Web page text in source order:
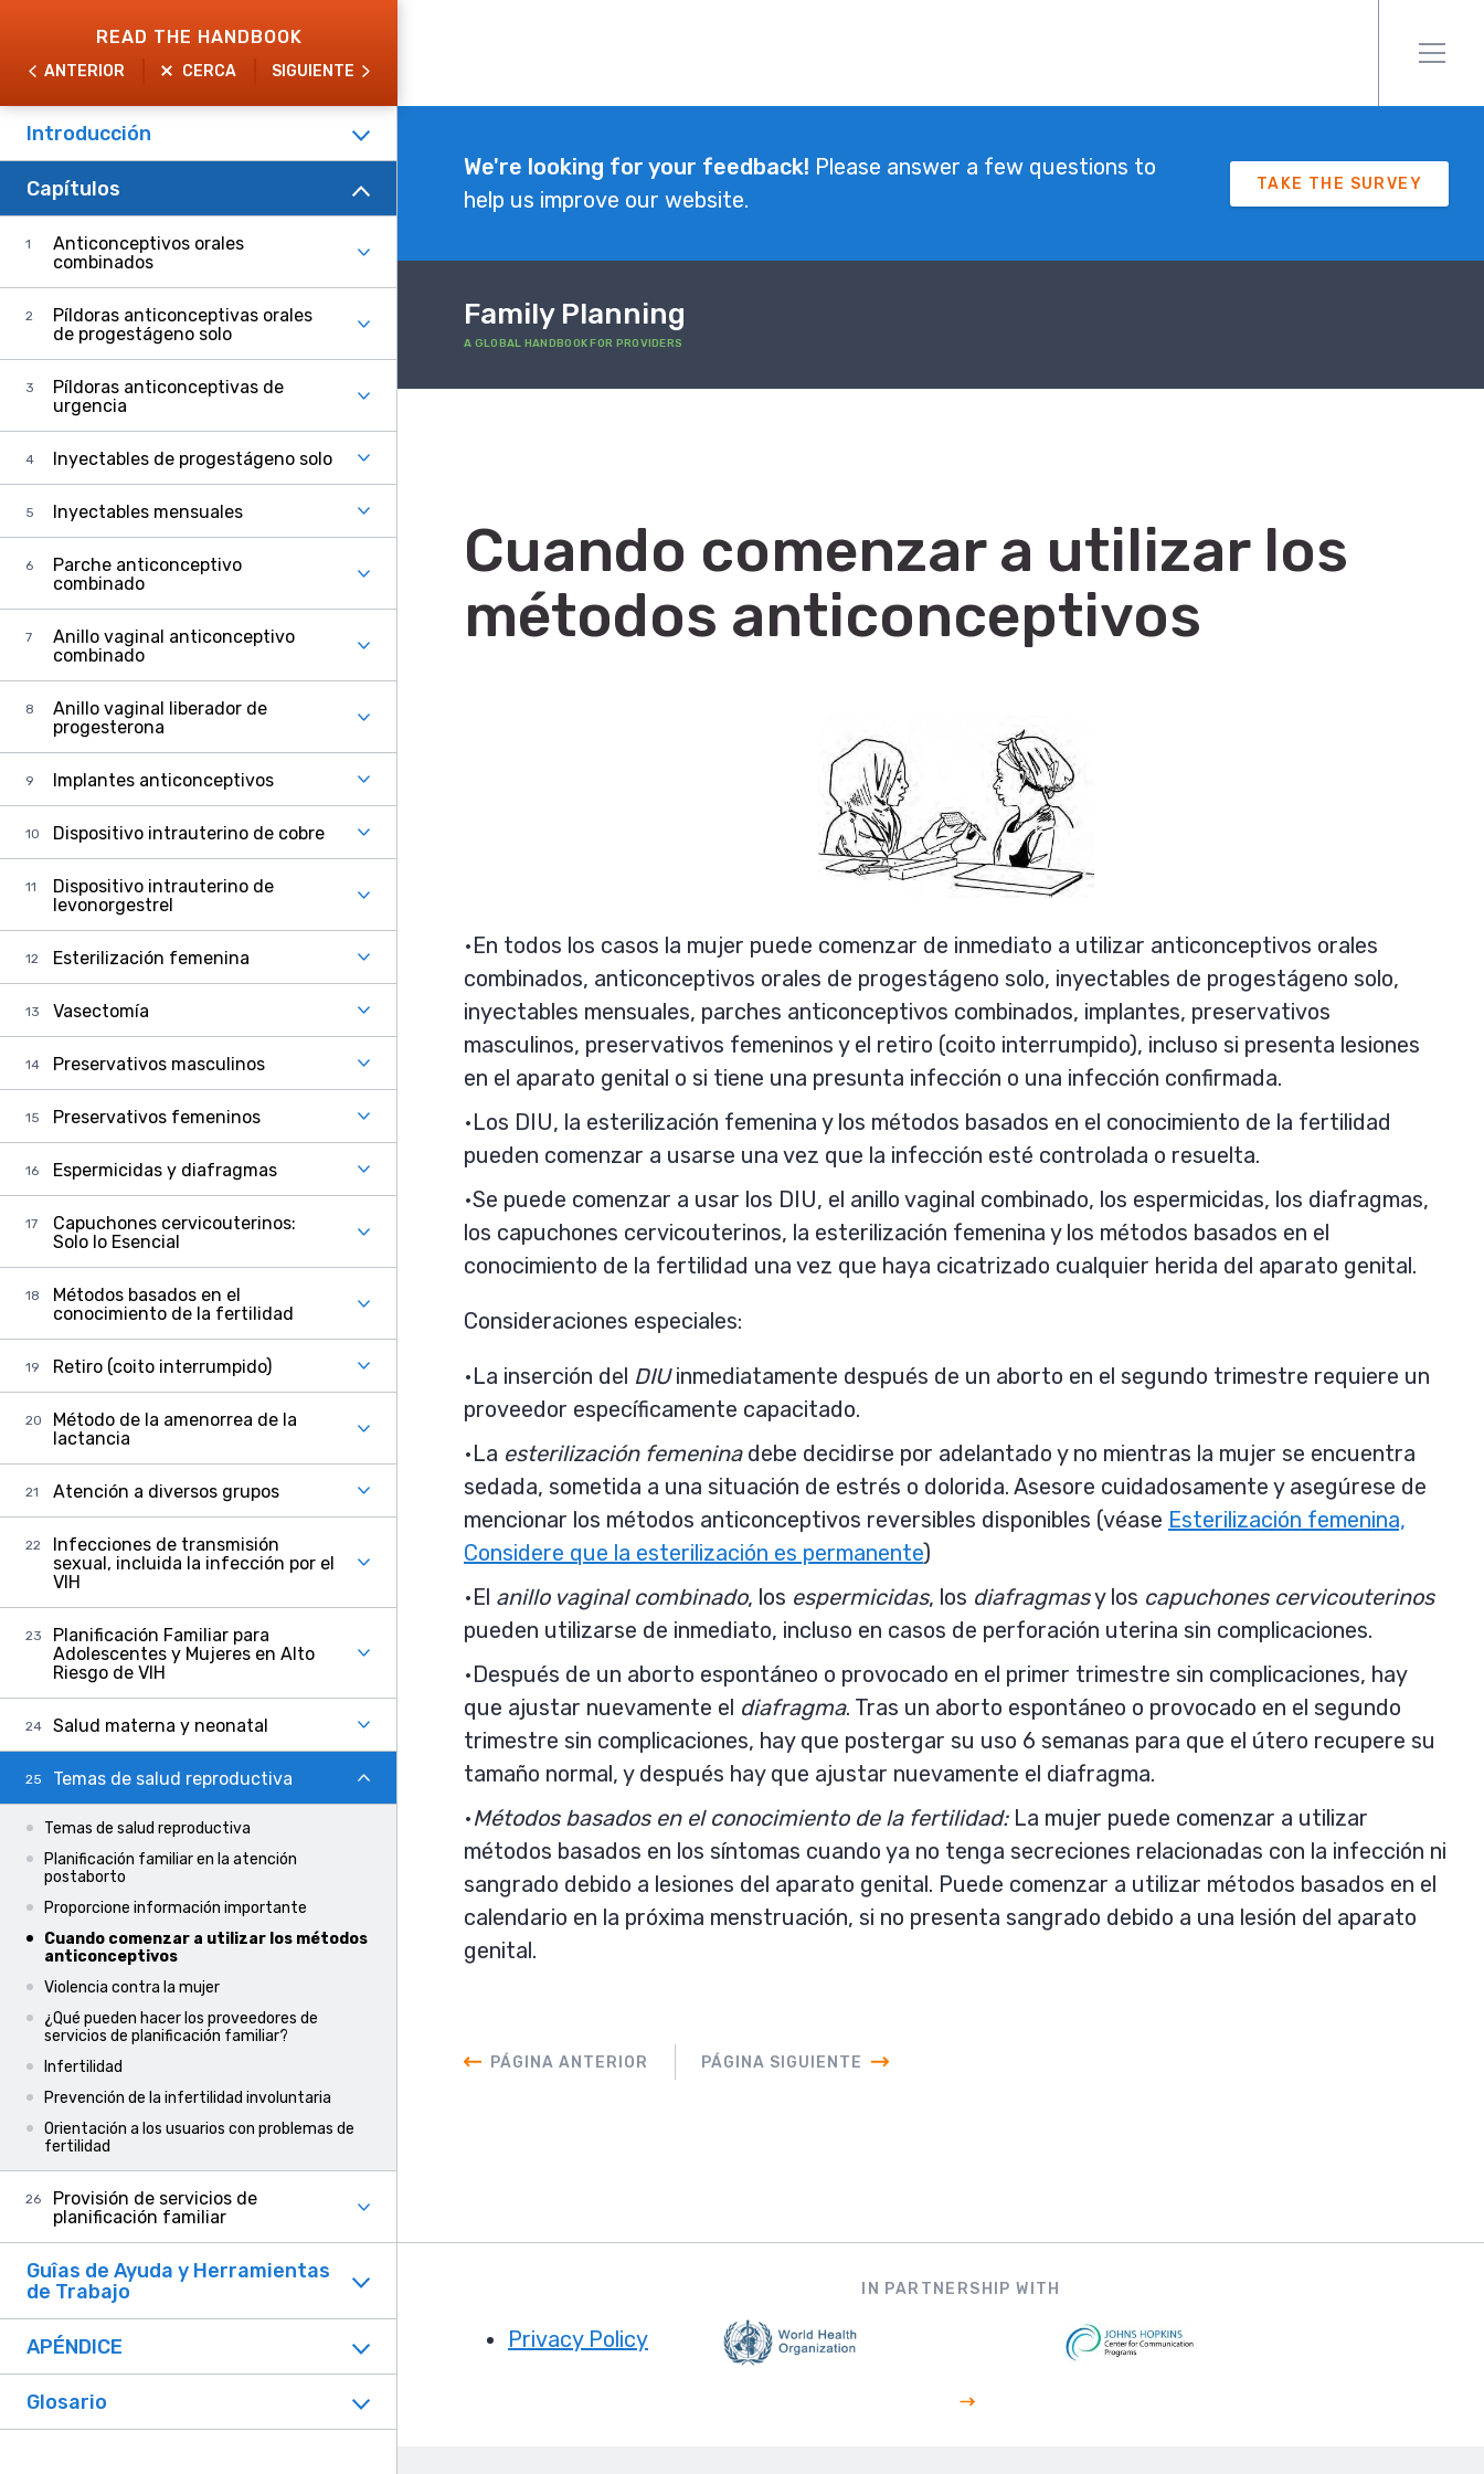
to
main
content
READ THE HANDBOOK
ANTERIOR CERCA SIGUIENTE
Explore
the
Handbook
Introducción
Capítulos
Anticonceptivos orales
combinados
Píldoras anticonceptivas orales
de progestágeno solo
Píldoras anticonceptivas de
urgencia
Inyectables de progestágeno solo
Inyectables mensuales
Parche anticonceptivo
combinado
Anillo vaginal anticonceptivo
combinado
Anillo vaginal liberador de
progesterona
Implantes anticonceptivos
Dispositivo intrauterino de cobre
Dispositivo intrauterino de
levonorgestrel
Esterilización femenina
Vasectomía
Preservativos masculinos
Preservativos femeninos
Espermicidas y diafragmas
Capuchones cervicouterinos:
Solo lo Esencial
Métodos basados en el
conocimiento de la fertilidad
Retiro (coito interrumpido)
Método de la amenorrea de la
lactancia
Atención a diversos grupos
Infecciones de transmisión
sexual, incluida la infección por el
VIH
Planificación Familiar para
Adolescentes y Mujeres en Alto
Riesgo de VIH
Salud materna y neonatal
Temas de salud reproductiva
Temas de salud reproductiva
Planificación familiar en la atención
postaborto
Proporcione información importante
Cuando comenzar a utilizar los métodos
anticonceptivos
Violencia contra la mujer
¿Qué pueden hacer los proveedores de
servicios de planificación familiar?
Infertilidad
Prevención de la infertilidad involuntaria
Orientación a los usuarios con problemas de
fertilidad
Provisión de servicios de
planificación familiar
Guîas de Ayuda y Herramientas
de Trabajo
APÉNDICE
Glosario
We're looking for your feedback! Please answer a few questions to
help us improve our website.
TAKE THE SURVEY
Family Planning
A GLOBAL HANDBOOK FOR PROVIDERS
Cuando comenzar a utilizar los
métodos anticonceptivos
En todos los casos la mujer puede comenzar de inmediato a utilizar anticonceptivos orales
combinados, anticonceptivos orales de progestágeno solo, inyectables de progestágeno solo,
inyectables mensuales, parches anticonceptivos combinados, implantes, preservativos
masculinos, preservativos femeninos y el retiro (coito interrumpido), incluso si presenta lesiones
en el aparato genital o si tiene una presunta infección o una infección confirmada.
Los DIU, la esterilización femenina y los métodos basados en el conocimiento de la fertilidad
pueden comenzar a usarse una vez que la infección esté controlada o resuelta.
Se puede comenzar a usar los DIU, el anillo vaginal combinado, los espermicidas, los diafragmas,
los capuchones cervicouterinos, la esterilización femenina y los métodos basados en el
conocimiento de la fertilidad una vez que haya cicatrizado cualquier herida del aparato genital.
Consideraciones especiales:
La inserción del DIUinmediatamente después de un aborto en el segundo trimestre requiere un
proveedor específicamente capacitado.
La esterilización femeninadebe decidirse por adelantado y no mientras la mujer se encuentra
sedada, sometida a una situación de estrés o dolorida. Asesore cuidadosamente y asegúrese de
mencionar los métodos anticonceptivos reversibles disponibles (véase Esterilización femenina,
Considere que la esterilización es permanente)
El anillo vaginal combinado, los espermicidas, los diafragmasy los capuchones cervicouterinos
pueden utilizarse de inmediato, incluso en casos de perforación uterina sin complicaciones.
Después de un aborto espontáneo o provocado en el primer trimestre sin complicaciones, hay
que ajustar nuevamente el diafragma. Tras un aborto espontáneo o provocado en el segundo
trimestre sin complicaciones, hay que postergar su uso 6 semanas para que el útero recupere su
tamaño normal, y después hay que ajustar nuevamente el diafragma.
Métodos basados en el conocimiento de la fertilidad:La mujer puede comenzar a utilizar
métodos basados en los síntomas cuando ya no tenga secreciones relacionadas con la infección ni
sangrado debido a lesiones del aparato genital. Puede comenzar a utilizar métodos basados en el
calendario en la próxima menstruación, si no presenta sangrado debido a una lesión del aparato
genital.
PÁGINA ANTERIOR PÁGINA SIGUIENTE
Footer
Privacy Policy
IN PARTNERSHIP WITH